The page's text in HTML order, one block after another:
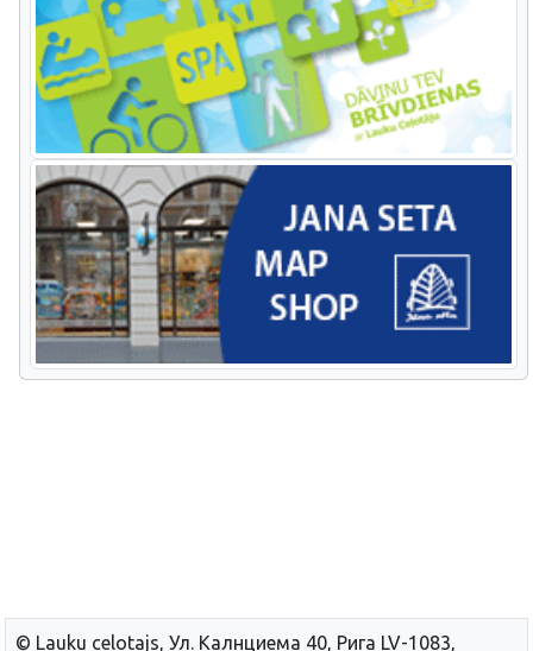
© Lauku сelotajs, Ул. Калнциема 40, Рига LV-1083,